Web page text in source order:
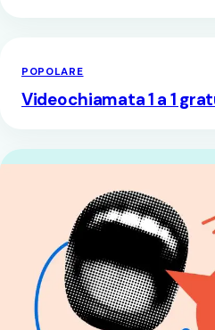
POPOLARE
Videochiamata 1 a 1